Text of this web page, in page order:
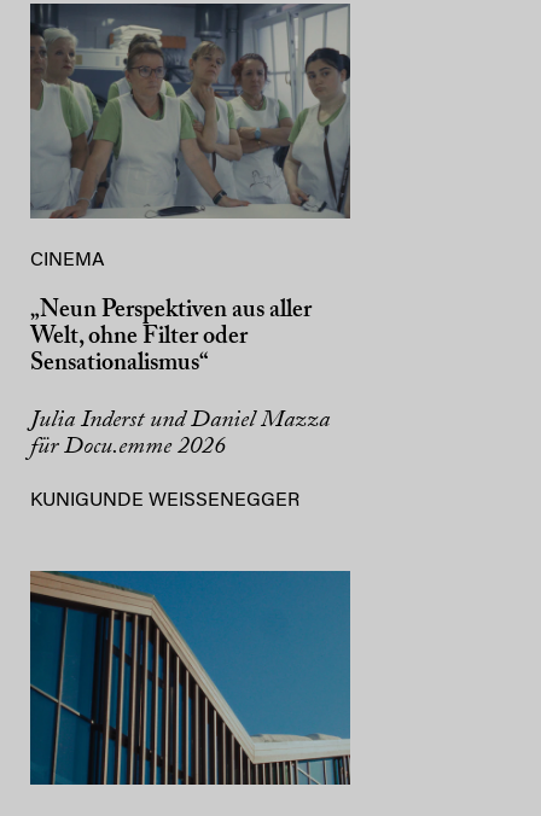
CINEMA
„Neun Perspektiven aus aller
Welt, ohne Filter oder
Sensationalismus“
Julia Inderst und Daniel Mazza
für Docu.emme 2026
KUNIGUNDE WEISSENEGGER